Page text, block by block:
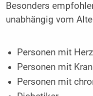
Besonders
unabhängig vom
Personen mit
Personen mit
Personen mit